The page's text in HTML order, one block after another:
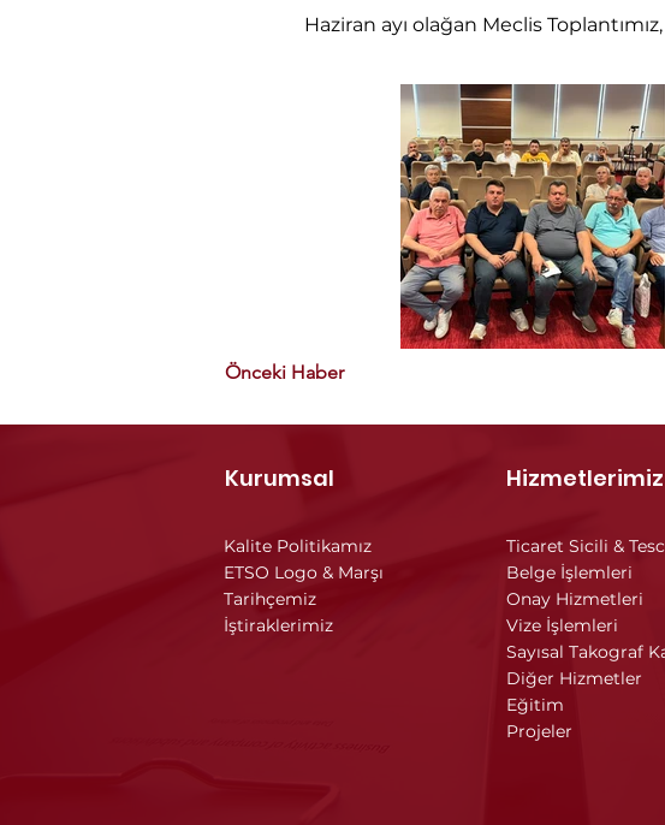
Haziran ayı olağan Meclis
Önceki Haber
Kurumsal Hizmetlerimiz
Kalite Politikamız
ETSO Logo & Marşı
Tarihçemiz
İştiraklerimiz
Ticaret Sicili &
Belge İşlemleri
Onay Hizmetleri
Vize İşlemleri
Sayısal Takograf
Diğer Hizmetler
Eğitim
Projeler